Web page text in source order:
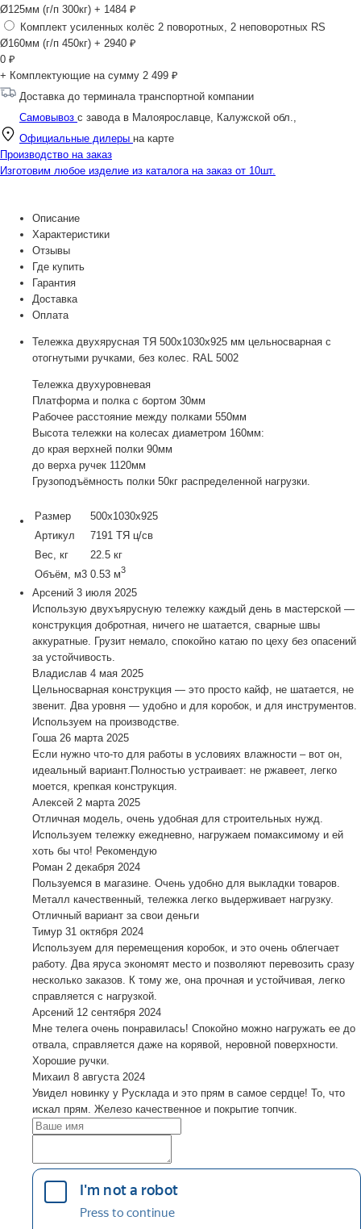
Ø125мм (г/п 300кг) + 1484 ₽
Комплект усиленных колёс 2 поворотных, 2 неповоротных RS
Ø160мм (г/п 450кг) + 2940 ₽
0 ₽
+ Комплектующие на сумму 2 499 ₽
Доставка до терминала транспортной компании
Самовывоз с завода в Малоярославце, Калужской обл.,
Официальные дилеры на карте
Производство на заказ
Изготовим любое изделие из каталога на заказ от 10шт.
Описание
Характеристики
Отзывы
Где купить
Гарантия
Доставка
Оплата
Тележка двухярусная ТЯ 500х1030х925 мм цельносварная с
отогнутыми ручками, без колес. RAL 5002
Тележка двухуровневая
Платформа и полка с бортом 30мм
Рабочее расстояние между полками 550мм
Высота тележки на колесах диаметром 160мм:
до края верхней полки 90мм
до верха ручек 1120мм
Грузоподъёмность полки 50кг распределенной нагрузки.
Размер
500х1030х925
Артикул
7191 ТЯ ц/св
Вес, кг
22.5 кг
Объём, м3 0.53 м3
Арсений 3 июля 2025
Использую двухъярусную тележку каждый день в мастерской —
конструкция добротная, ничего не шатается, сварные швы
аккуратные. Грузит немало, спокойно катаю по цеху без опасений
за устойчивость.
Владислав 4 мая 2025
Цельносварная конструкция — это просто кайф, не шатается, не
звенит. Два уровня — удобно и для коробок, и для инструментов.
Используем на производстве.
Гоша 26 марта 2025
Если нужно что-то для работы в условиях влажности – вот он,
идеальный вариант.Полностью устраивает: не ржавеет, легко
моется, крепкая конструкция.
Алексей 2 марта 2025
Отличная модель, очень удобная для строительных нужд.
Используем тележку ежедневно, нагружаем помаксимому и ей
хоть бы что! Рекомендую
Роман 2 декабря 2024
Пользуемся в магазине. Очень удобно для выкладки товаров.
Металл качественный, тележка легко выдерживает нагрузку.
Отличный вариант за свои деньги
Тимур 31 октября 2024
Используем для перемещения коробок, и это очень облегчает
работу. Два яруса экономят место и позволяют перевозить сразу
несколько заказов. К тому же, она прочная и устойчивая, легко
справляется с нагрузкой.
Арсений 12 сентября 2024
Мне телега очень понравилась! Спокойно можно нагружать ее до
отвала, справляется даже на корявой, неровной поверхности.
Хорошие ручки.
Михаил 8 августа 2024
Увидел новинку у Русклада и это прям в самое сердце! То, что
искал прям. Железо качественное и покрытие топчик.